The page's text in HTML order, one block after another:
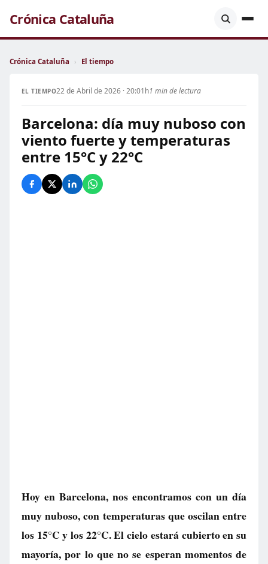
Crónica Cataluña
Crónica Cataluña › El tiempo
EL TIEMPO22 de Abril de 2026 · 20:01h1 min de lectura
Barcelona: día muy nuboso con
viento fuerte y temperaturas
entre 15°C y 22°C
Hoy en Barcelona, nos encontramos con un día
muy nuboso, con temperaturas que oscilan entre
los 15°C y los 22°C. El cielo estará cubierto en su
mayoría, por lo que no se esperan momentos de